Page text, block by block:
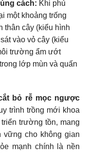
cách: Khi phủ
một khoảng trống
thân cây (kiểu hình
vào vỏ cây (kiểu
trường ẩm ướt
lớp mùn và quấn
bỏ rễ mọc ngược
trình trồng mới khoa
trường tồn, mang
vững cho không gian
mạnh chính là nền